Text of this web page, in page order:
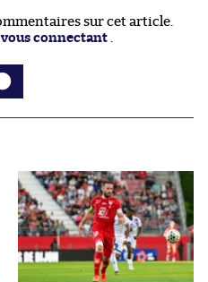
sur cet article.
connectant